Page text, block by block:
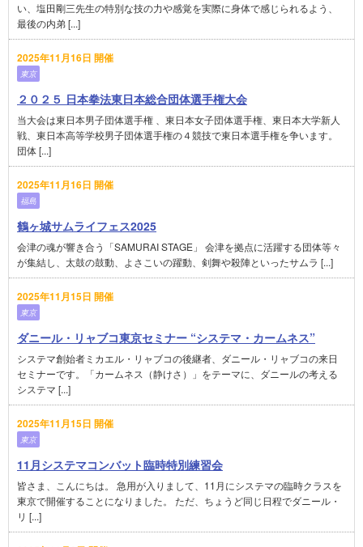
い、塩田剛三先生の特別な技の力や感覚を実際に身体で感じられるよう、
最後の内弟 [...]
2025年11月16日 開催
東京
２０２５ 日本拳法東日本総合団体選手権大会
当大会は東日本男子団体選手権 、東日本女子団体選手権、東日本大学新人
戦、東日本高等学校男子団体選手権の４競技で東日本選手権を争います。
団体 [...]
2025年11月16日 開催
福島
鶴ヶ城サムライフェス2025
会津の魂が響き合う「SAMURAI STAGE」 会津を拠点に活躍する団体等々
が集結し、太鼓の鼓動、よさこいの躍動、剣舞や殺陣といったサムラ [...]
2025年11月15日 開催
東京
ダニール・リャブコ東京セミナー “システマ・カームネス”
システマ創始者ミカエル・リャブコの後継者、ダニール・リャブコの来日
セミナーです。「カームネス（静けさ）」をテーマに、ダニールの考える
システマ [...]
2025年11月15日 開催
東京
11月システマコンバット臨時特別練習会
皆さま、こんにちは。 急用が入りまして、11月にシステマの臨時クラスを
東京で開催することになりました。 ただ、ちょうど同じ日程でダニール・
リ [...]